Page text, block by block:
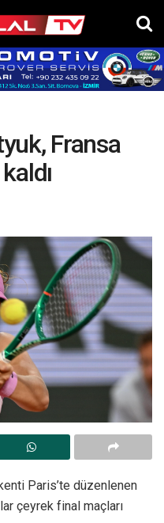
Fransa
Paris’te düzenlenen
çeyrek final maçları